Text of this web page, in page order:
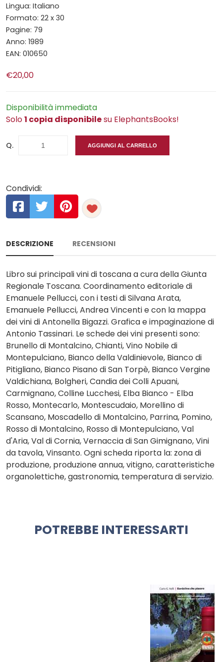
Lingua: Italiano
Formato: 22 x 30
Pagine: 79
Anno: 1989
EAN: 010650
€20,00
Disponibilità immediata
Solo1 copia disponibilesu ElephantsBooks!
Q. AGGIUNGI AL CARRELLO
Condividi:
DESCRIZIONE RECENSIONI
Libro sui principali vini di toscana a cura della Giunta
Regionale Toscana. Coordinamento editoriale di
Emanuele Pellucci, con i testi di Silvana Arata,
Emanuele Pellucci, Andrea Vincenti e con la mappa
dei vini di Antonella Bigazzi. Grafica e impaginazione di
Antonio Tassinari. Le schede dei vini presenti sono:
Brunello di Montalcino, Chianti, Vino Nobile di
Montepulciano, Bianco della Valdinievole, Bianco di
Pitigliano, Bianco Pisano di San Torpè, Bianco Vergine
Valdichiana, Bolgheri, Candia dei Colli Apuani,
Carmignano, Colline Lucchesi, Elba Bianco - Elba
Rosso, Montecarlo, Montescudaio, Morellino di
Scansano, Moscadello di Montalcino, Parrina, Pomino,
Rosso di Montalcino, Rosso di Montepulciano, Val
d'Aria, Val di Cornia, Vernaccia di San Gimignano, Vini
da tavola, Vinsanto. Ogni scheda riporta la: zona di
produzione, produzione annua, vitigno, caratteristiche
organolettiche, gastronomia, temperatura di servizio.
POTREBBE INTERESSARTI